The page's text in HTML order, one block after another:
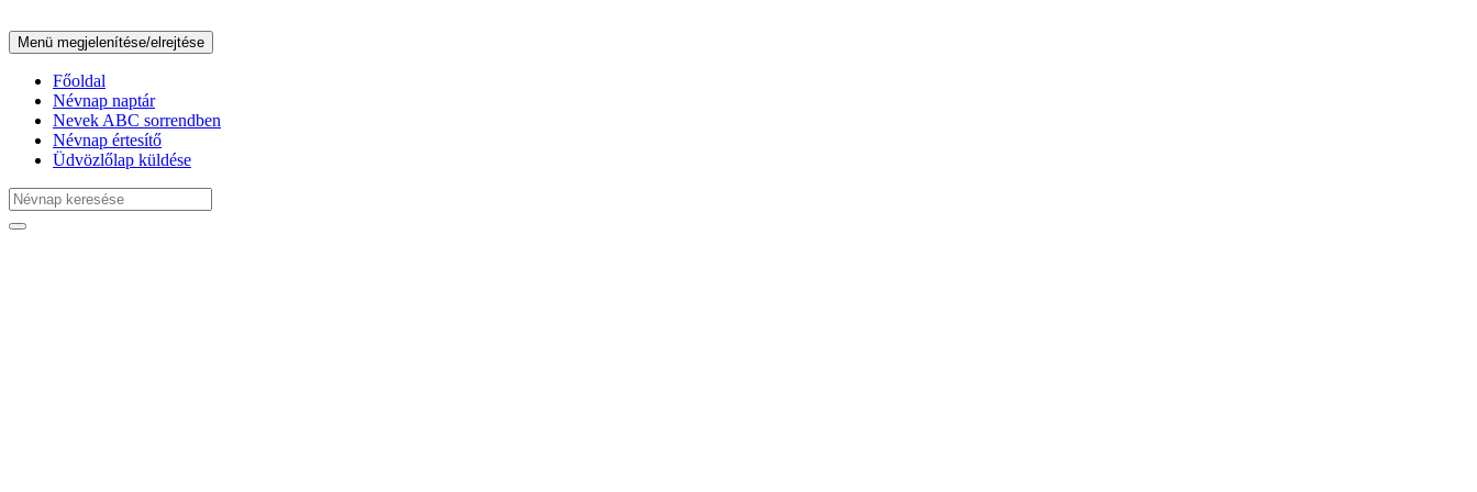
Menü megjelenítése/elrejtése
Főoldal
Névnap naptár
Nevek ABC sorrendben
Névnap értesítő
Üdvözlőlap küldése